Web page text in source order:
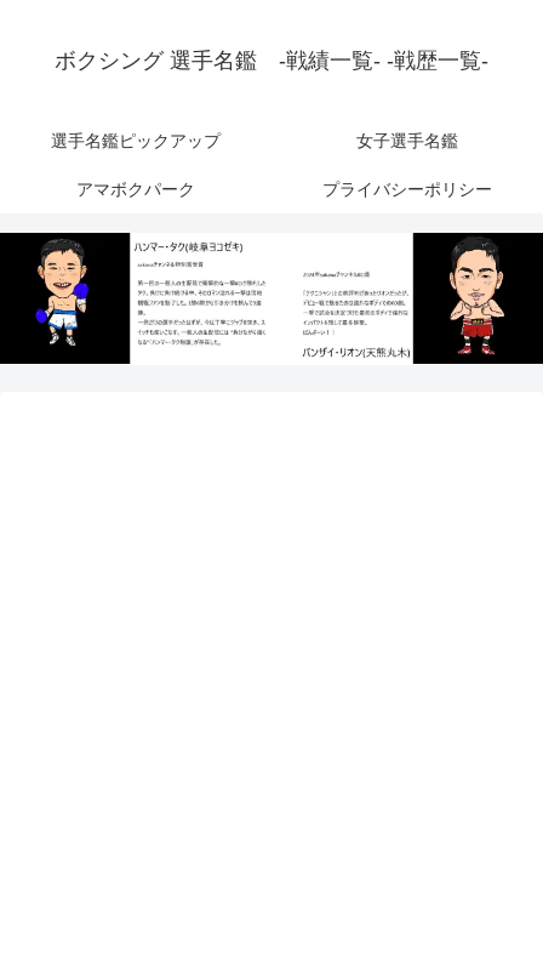
ボクシング 選手名鑑 -戦績一覧- -戦歴一覧-
選手名鑑ピックアップ 女子選手名鑑
アマボクパーク プライバシーポリシー